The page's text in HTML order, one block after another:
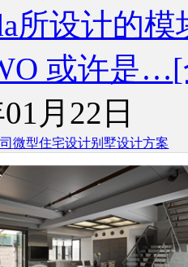
所设计的
或许是…
月22日
微型住宅设计别墅设计方案